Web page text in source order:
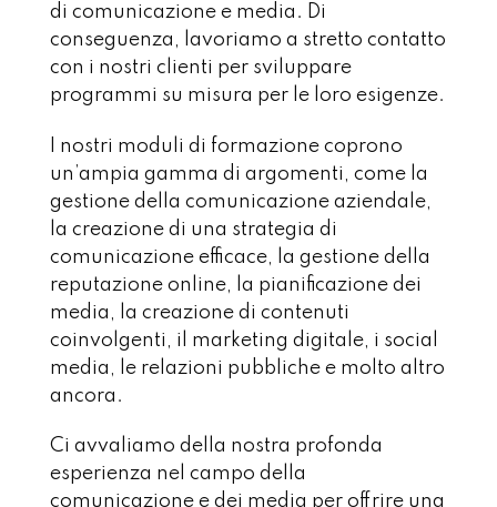
di comunicazione e media. Di
conseguenza, lavoriamo a stretto contatto
con i nostri clienti per sviluppare
programmi su misura per le loro esigenze.
I nostri moduli di formazione coprono
un’ampia gamma di argomenti, come la
gestione della comunicazione aziendale,
la creazione di una strategia di
comunicazione efficace, la gestione della
reputazione online, la pianificazione dei
media, la creazione di contenuti
coinvolgenti, il marketing digitale, i social
media, le relazioni pubbliche e molto altro
ancora.
Ci avvaliamo della nostra profonda
esperienza nel campo della
comunicazione e dei media per offrire una